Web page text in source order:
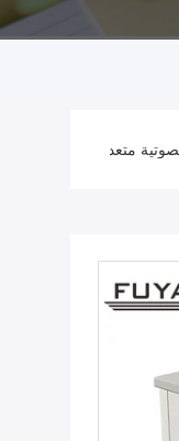
متعدد الخزانات